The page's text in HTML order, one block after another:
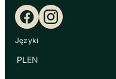
FacebookInstagram
Języki
PLEN